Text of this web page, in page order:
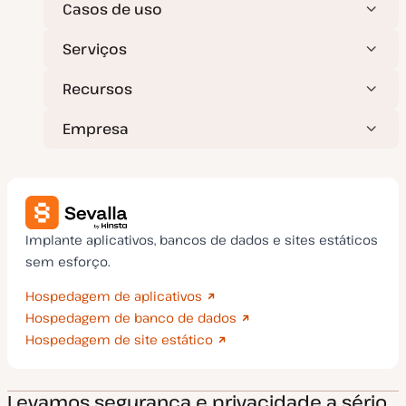
a
o
Casos de uso
Serviços
Recursos
Empresa
Implante aplicativos, bancos de dados e sites estáticos
sem esforço.
Hospedagem de aplicativos
Hospedagem de banco de dados
Hospedagem de site estático